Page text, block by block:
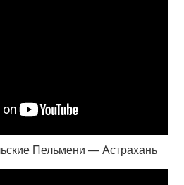
Пельмени — Астрахань